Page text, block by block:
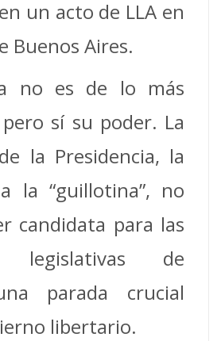
un acto de LLA en
Buenos Aires.
no es de lo más
sí su poder. La
la Presidencia, la
la “guillotina”, no
candidata para las
legislativas de
parada crucial
libertario.